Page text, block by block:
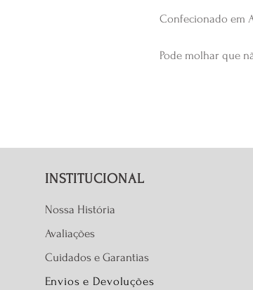
Confecionado em
Pode molhar que
INSTITUCIONAL
Nossa História
Avaliações
Cuidados e Garantias
Envios e Devoluções